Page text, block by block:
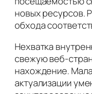
новых ресурсов.
обхода
Нехватка
свежую веб-
нахождение.
актуализации